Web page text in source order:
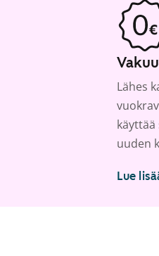
Lähes
käyttää
uuden
Lue